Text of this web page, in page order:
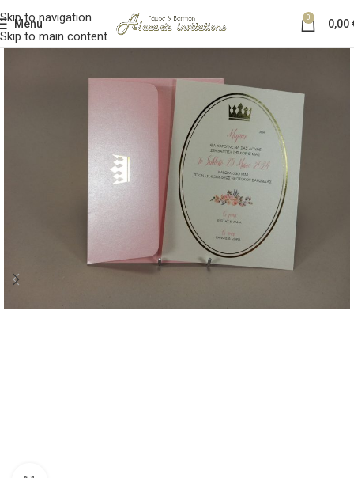
Skip to navigation
Skip to main content
Menu 0 0,00